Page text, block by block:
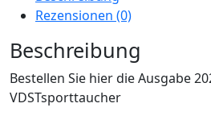
Rezensionen (0)
Beschreibung
Bestellen Sie hier die Ausgabe
VDSTsporttaucher